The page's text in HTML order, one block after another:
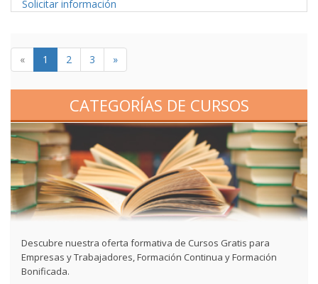
Solicitar información
« 1 2 3 »
CATEGORÍAS DE CURSOS
Descubre nuestra oferta formativa de Cursos Gratis para
Empresas y Trabajadores, Formación Continua y Formación
Bonificada.